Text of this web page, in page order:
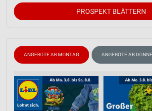
PROSPEKT BLÄTTERN
ANGEBOTE AB MONTAG ANGEBOTE AB